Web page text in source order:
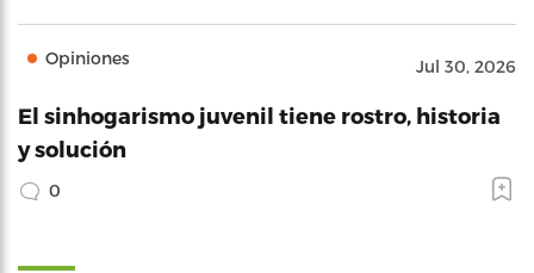
Opiniones Jul 30, 2026
El sinhogarismo juvenil tiene rostro, historia
y solución
0